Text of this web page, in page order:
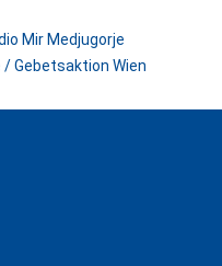
Mir Medjugorje
/ Gebetsaktion Wien